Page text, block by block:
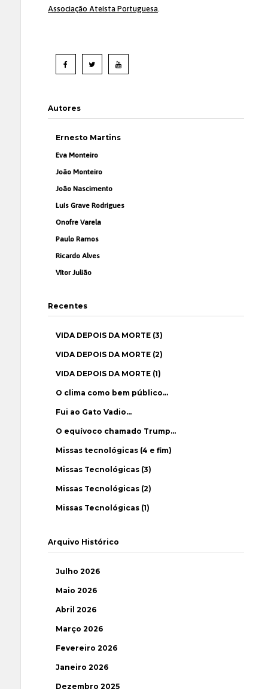
Associação Ateísta Portuguesa.
Autores
Ernesto Martins
Eva Monteiro
João Monteiro
João Nascimento
Luís Grave Rodrigues
Onofre Varela
Paulo Ramos
Ricardo Alves
Vítor Julião
Recentes
VIDA DEPOIS DA MORTE (3)
VIDA DEPOIS DA MORTE (2)
VIDA DEPOIS DA MORTE (1)
O clima como bem público…
Fui ao Gato Vadio…
O equívoco chamado Trump…
Missas tecnológicas (4 e fim)
Missas Tecnológicas (3)
Missas Tecnológicas (2)
Missas Tecnológicas (1)
Arquivo Histórico
Julho 2026
Maio 2026
Abril 2026
Março 2026
Fevereiro 2026
Janeiro 2026
Dezembro 2025